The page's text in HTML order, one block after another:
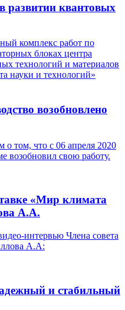
квантовых
комплекс работ по
блоках центра
технологий и материалов
науки и технологий»
возобновлено
том, что с 06 апреля 2020
возобновил свою работу.
«Мир климата
А.А.
интервью Члена совета
А.А:
и стабильный